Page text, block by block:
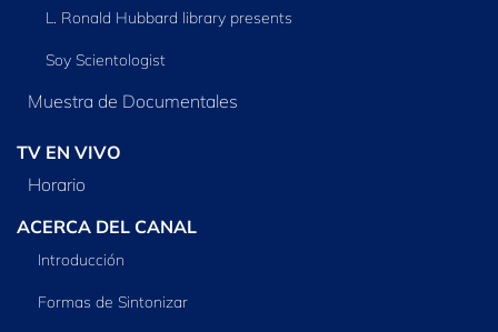
L. Ronald Hubbard library presents
Soy Scientologist
Muestra de Documentales
TV EN VIVO
Horario
ACERCA DEL CANAL
Introducción
Formas de Sintonizar